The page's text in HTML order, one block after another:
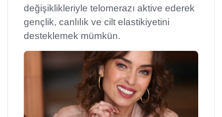
değişiklikleriyle telomerazı aktive ederek
gençlik, canlılık ve cilt elastikiyetini
desteklemek mümkün.